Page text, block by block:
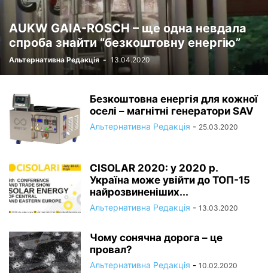
AUKW GAIA-ROSCH – ще одна невдала
спроба знайти “безкоштовну енергію”
Альтернативна Редакція - 13.04.2020
Безкоштовна енергія для кожної
оселі – магнітні генератори SAV
Альтернативна Редакція - 25.03.2020
CISOLAR 2020: у 2020 р.
Україна може увійти до ТОП-15
найрозвиненіших...
Альтернативна Редакція - 13.03.2020
Чому сонячна дорога – це
провал?
Альтернативна Редакція - 10.02.2020